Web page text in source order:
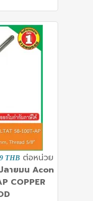
THB ต่อหน่วย
ายมน Acon
COPPER